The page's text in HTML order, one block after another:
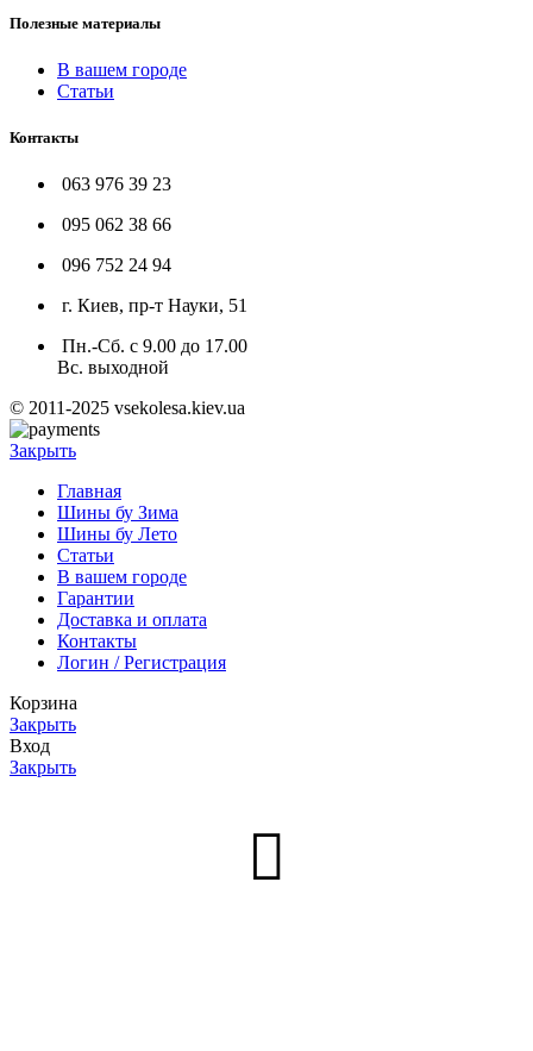
Полезные материалы
В вашем городе
Статьи
Контакты
063 976 39 23
095 062 38 66
096 752 24 94
г. Киев, пр-т Науки, 51
Пн.-Сб. с 9.00 до 17.00
Вс. выходной
© 2011-2025 vsekolesa.kiev.ua
Закрыть
Главная
Шины бу Зима
Шины бу Лето
Статьи
В вашем городе
Гарантии
Доставка и оплата
Контакты
Логин / Регистрация
Корзина
Закрыть
Вход
Закрыть